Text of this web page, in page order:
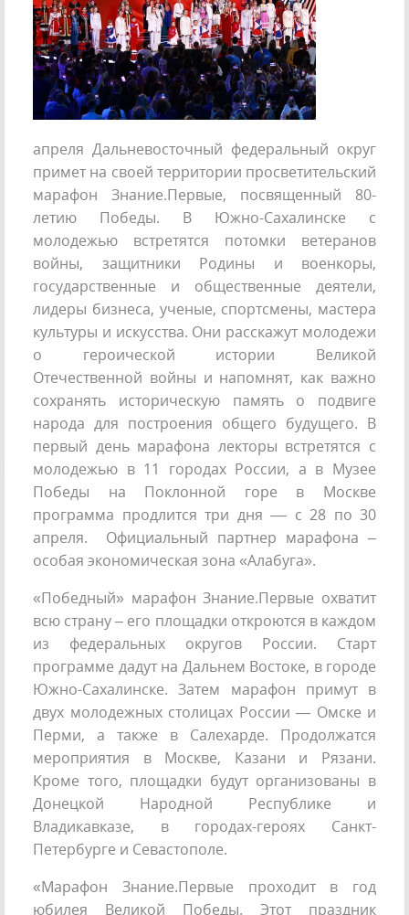
апреля Дальневосточный федеральный округ
примет на своей территории просветительский
марафон Знание.Первые, посвященный 80-
летию Победы. В Южно-Сахалинске с
молодежью встретятся потомки ветеранов
войны, защитники Родины и военкоры,
государственные и общественные деятели,
лидеры бизнеса, ученые, спортсмены, мастера
культуры и искусства. Они расскажут молодежи
о героической истории Великой
Отечественной войны и напомнят, как важно
сохранять историческую память о подвиге
народа для построения общего будущего. В
первый день марафона лекторы встретятся с
молодежью в 11 городах России, а в Музее
Победы на Поклонной горе в Москве
программа продлится три дня –– с 28 по 30
апреля. Официальный партнер марафона –
особая экономическая зона «Алабуга».
«Победный» марафон Знание.Первые охватит
всю страну – его площадки откроются в каждом
из федеральных округов России. Старт
программе дадут на Дальнем Востоке, в городе
Южно-Сахалинске. Затем марафон примут в
двух молодежных столицах России — Омске и
Перми, а также в Салехарде. Продолжатся
мероприятия в Москве, Казани и Рязани.
Кроме того, площадки будут организованы в
Донецкой Народной Республике и
Владикавказе, в городах-героях Санкт-
Петербурге и Севастополе.
«Марафон Знание.Первые проходит в год
юбилея Великой Победы. Этот праздник